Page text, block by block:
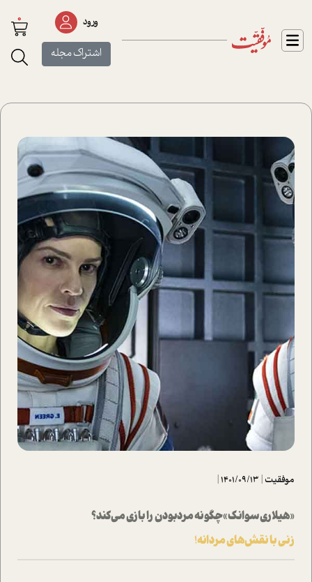
ورود
اشتراک مجله
0
موفقیت|
1401/09/13
|
«هیلاری سوانک» چگونه مردبودن را بازی می‌کند؟
زنی با نقش‌های مردانه!